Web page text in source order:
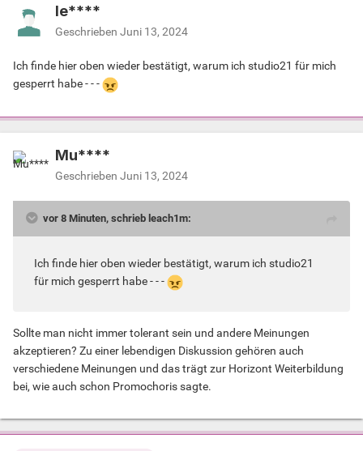
le****
Geschrieben Juni 13, 2024
Ich finde hier oben wieder bestätigt, warum ich studio21 für mich
gesperrt habe - - -
Mu****
Geschrieben Juni 13, 2024
vor 8 Minuten, schrieb leach1m:
Ich finde hier oben wieder bestätigt, warum ich studio21
für mich gesperrt habe - - -
Sollte man nicht immer tolerant sein und andere Meinungen
akzeptieren? Zu einer lebendigen Diskussion gehören auch
verschiedene Meinungen und das trägt zur Horizont Weiterbildung
bei, wie auch schon Promochoris sagte.